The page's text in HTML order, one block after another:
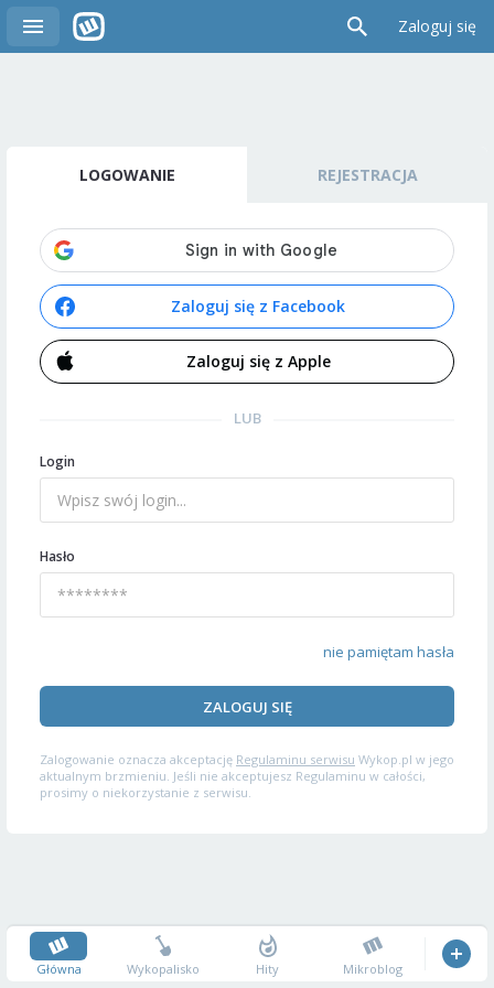
Zaloguj się
LOGOWANIE REJESTRACJA
Zaloguj się z Facebook
Zaloguj się z Apple
LUB
Login
Hasło
nie pamiętam hasła
ZALOGUJ SIĘ
Zalogowanie oznacza akceptację Regulaminu serwisu Wykop.pl w jego
aktualnym brzmieniu. Jeśli nie akceptujesz Regulaminu w całości,
prosimy o niekorzystanie z serwisu.
Główna Wykopalisko Hity Mikroblog